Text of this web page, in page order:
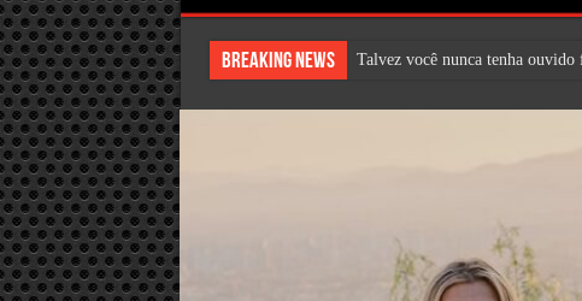
Breaking News Talvez você nunca tenha ouvido